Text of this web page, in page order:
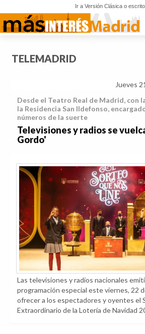
Ir a Versión Clásica o
TELEMADRID
Jueves
Desde el Teatro Real de Madrid, con
la Residencia San Ildefonso,
números de la suerte
Televisiones y radios se
Gordo'
Las televisiones y radios nacionales
programación especial este viernes, 22
ofrecer a los espectadores y oyentes el
Extraordinario de la Lotería de Navidad